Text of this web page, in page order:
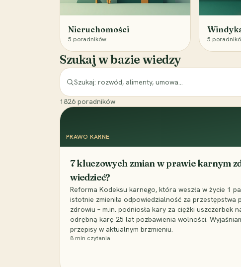
Nieruchomości
5 poradników 5
Szukaj w bazie wiedzy
1826 poradników
PRAWO KARNE
7 kluczowych zmian w prawie karnym
wiedzieć?
Reforma Kodeksu karnego, która weszła w życie 1
istotnie zmieniła odpowiedzialność za przestępstwa
zdrowiu – m.in. podniosła kary za ciężki uszczerbek
odrębną karę 25 lat pozbawienia wolności.
przepisy w aktualnym brzmieniu.
8 min czytania